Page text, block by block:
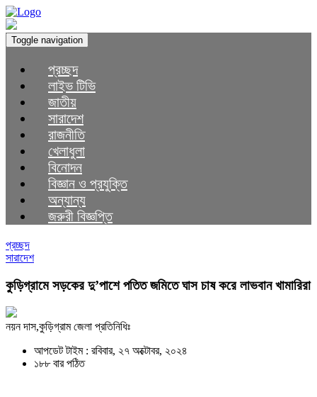
Toggle navigation
প্রচ্ছদ
লাইভ টিভি
জাতীয়
সারাদেশ
রাজনীতি
খেলাধুলা
বিনোদন
বিজ্ঞান ও প্রযুক্তি
অন্যান্য
জরুরী বিজ্ঞপ্তি
প্রচ্ছদ
সারাদেশ
কুড়িগ্রামে সড়কের দু’পাশে পতিত জমিতে ঘাস চাষ করে লাভবান খামারিরা
নয়ন দাস,কুড়িগ্রাম জেলা প্রতিনিধিঃ
আপডেট টাইম : রবিবার, ২৭ অক্টোবর, ২০২৪
১৮৮ বার পঠিত